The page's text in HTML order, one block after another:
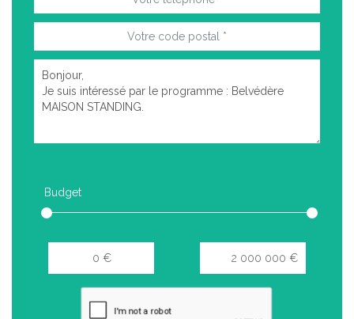
Budget